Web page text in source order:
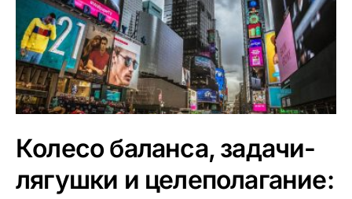
Колесо баланса, задачи-
лягушки и целеполагание: